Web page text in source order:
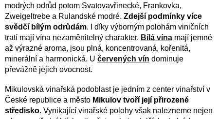
modrých odrůd potom Svatovavřinecké, Frankovka,
Zweigeltrebe a Rulandské modré. Zdejší podmínky více
svědčí bílým odrůdám. I díky výborným polohám viničních
tratí mají vína nezaměnitelný charakter. Bílá vína mají jemné
až výrazné aroma, jsou plná, koncentrovaná, kořenitá,
minerální a harmonická. U červených vín dominuje
převážně jejich ovocnost.
Mikulovská vinařská podoblast je jedním z center vinařství v
České republice a město Mikulov tvoří její přirozené
středisko. Vynikající vinařské polohy však nalezneme nejen